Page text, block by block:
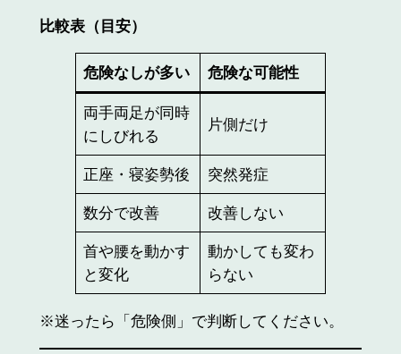
比較表（目安）
危険なしが多い
危険な可能性
両手両足が同時
にしびれる
片側だけ
正座・寝姿勢後
突然発症
数分で改善
改善しない
首や腰を動かす
と変化
動かしても変わ
らない
※迷ったら「危険側」で判断してください。